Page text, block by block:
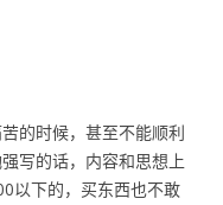
的时候，甚至不能顺利
写的话，内容和思想上
以下的，买东西也不敢